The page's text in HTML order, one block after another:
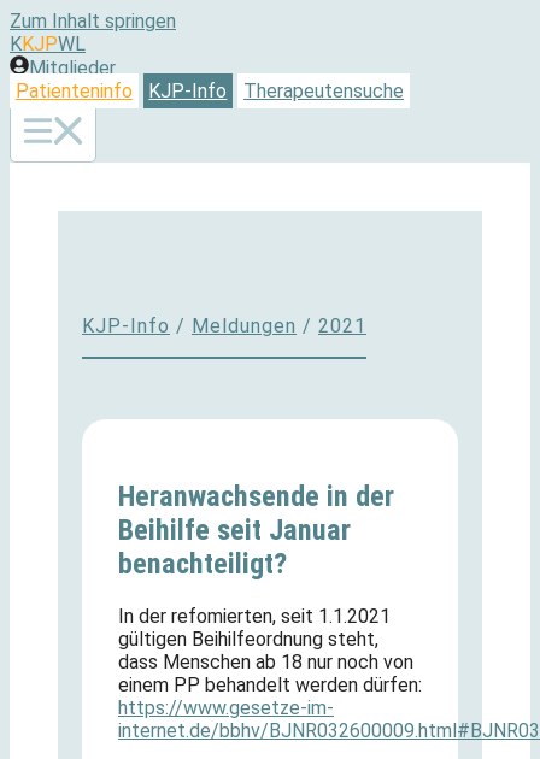
Zum Inhalt springen
KKJPWL
Mitglieder
Patienteninfo
KJP-Info Therapeutensuche
KJP-Info / Meldungen / 2021
Heranwachsende in der
Beihilfe seit Januar
benachteiligt?
In der refomierten, seit 1.1.2021
gültigen Beihilfeordnung steht,
dass Menschen ab 18 nur noch von
einem PP behandelt werden dürfen:
https://www.gesetze-im-
internet.de/bbhv/